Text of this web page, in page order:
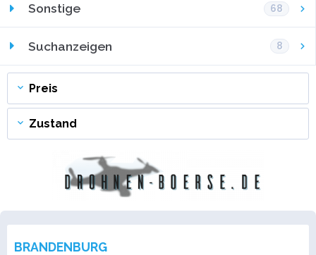
Sonstige 68
Suchanzeigen 8
Preis
Zustand
BRANDENBURG